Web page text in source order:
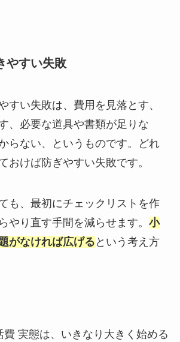
やすい失敗
すい失敗は、費用を見落とす、
、必要な道具や書類が足りな
らない、というものです。どれ
おけば防ぎやすい失敗です。
も、最初にチェックリストを作
やり直す手間を減らせます。 小
がなければ広げる という考え方
実態は、いきなり大きく始める